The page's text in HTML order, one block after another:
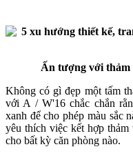
Ấn tượng với thảm
Không có gì đẹp một tấm
với A / W'16 chắc chắn
xanh để cho phép màu sắc
yêu thích việc kết hợp thảm
cho bất kỳ căn phòng nào.